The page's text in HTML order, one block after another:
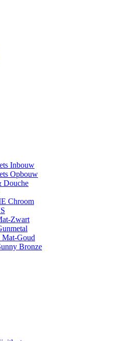
Inbouw
Opbouw
Douche
Chroom
Zwart
Goud
Bronze